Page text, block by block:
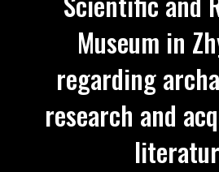
Museum in
regarding
research and